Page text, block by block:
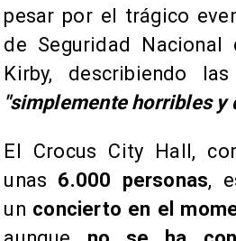
pesar por el trágico
de Seguridad Nacional
Kirby, describiendo
"simplemente horribles y
El Crocus City Hall,
unas 6.000 personas,
un concierto en el